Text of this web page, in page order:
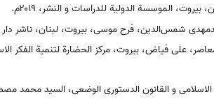
الموسسة الدولیة للدراسات و النشر، ۲۰۱۹م.
شمس‌الدين، فرح موسی، بيروت، لبنان، ناشر دار
علی فیاض، بیروت، مرکز الحضارة لتنمیة الفکر
و القانون الدستوری الوضعی، السید محمد